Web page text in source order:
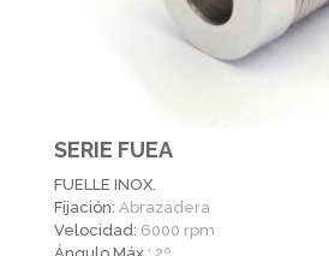
SERIE FUEA
FUELLE INOX.
Fijación: Abrazadera
Velocidad: 6000 rpm